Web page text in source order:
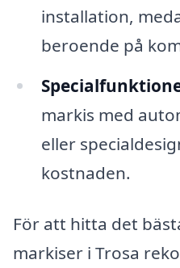
installation,
beroende på
markis med
eller
kostnaden.
För att hitta det
markiser i Trosa